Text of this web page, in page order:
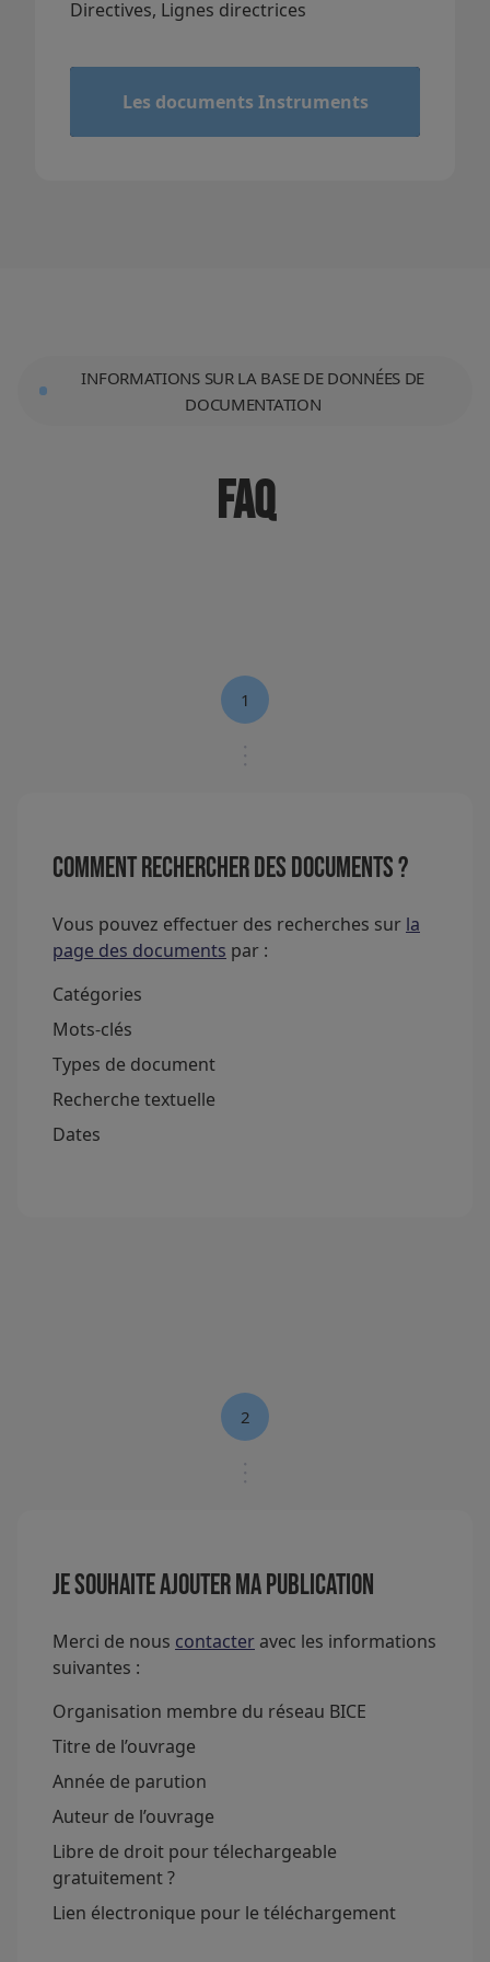
Directives, Lignes directrices
Les documents Instruments
INFORMATIONS SUR LA BASE DE DONNÉES DE
DOCUMENTATION
FAQ
1
Comment rechercher des documents ?
Vous pouvez effectuer des recherches sur la
page des documents par :
Catégories
Mots-clés
Types de document
Recherche textuelle
Dates
2
Je souhaite ajouter ma publication
Merci de nous contacter avec les informations
suivantes :
Organisation membre du réseau BICE
Titre de l’ouvrage
Année de parution
Auteur de l’ouvrage
Libre de droit pour télechargeable
gratuitement ?
Lien électronique pour le téléchargement